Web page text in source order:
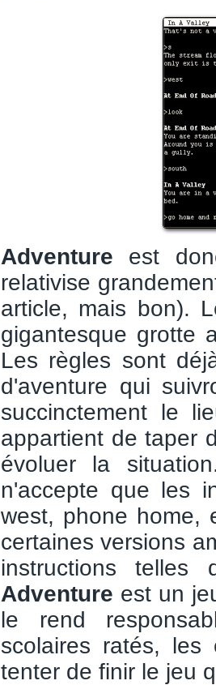
Adventure est
relativise
article, mais bon).
gigantesque grotte
Les règles sont
d'aventure qui
succinctement le
appartient de taper
évoluer la
n'accepte que les
west, phone home,
certaines versions
instructions
Adventure est un
le rend
scolaires ratés,
tenter de finir le jeu